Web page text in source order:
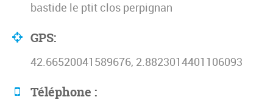
bastide le ptit clos perpignan
GPS:
42.66520041589676, 2.8823014401106093
Téléphone :